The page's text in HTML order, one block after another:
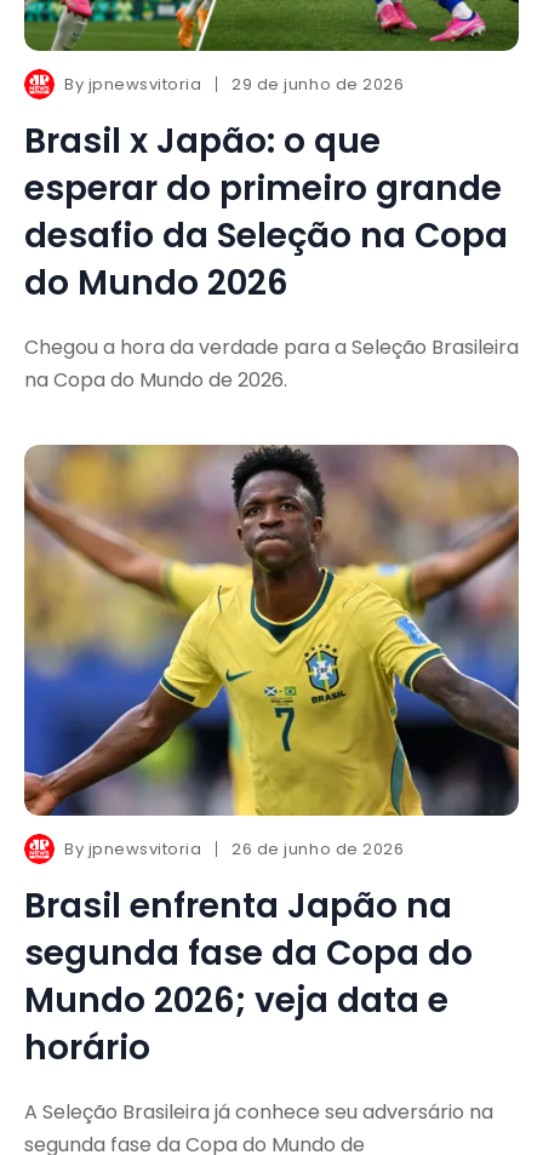
By jpnewsvitoria 29 de junho de 2026
Brasil x Japão: o que
esperar do primeiro grande
desafio da Seleção na Copa
do Mundo 2026
Chegou a hora da verdade para a Seleção Brasileira
na Copa do Mundo de 2026.
By jpnewsvitoria 26 de junho de 2026
Brasil enfrenta Japão na
segunda fase da Copa do
Mundo 2026; veja data e
horário
A Seleção Brasileira já conhece seu adversário na
segunda fase da Copa do Mundo de